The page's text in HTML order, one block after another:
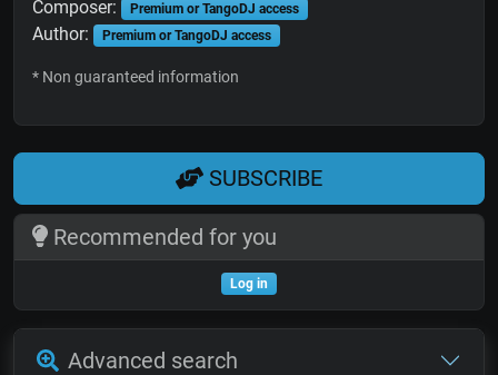
Composer: Premium or TangoDJ access
Author: Premium or TangoDJ access
* Non guaranteed information
SUBSCRIBE
Recommended for you
Log in
Advanced search